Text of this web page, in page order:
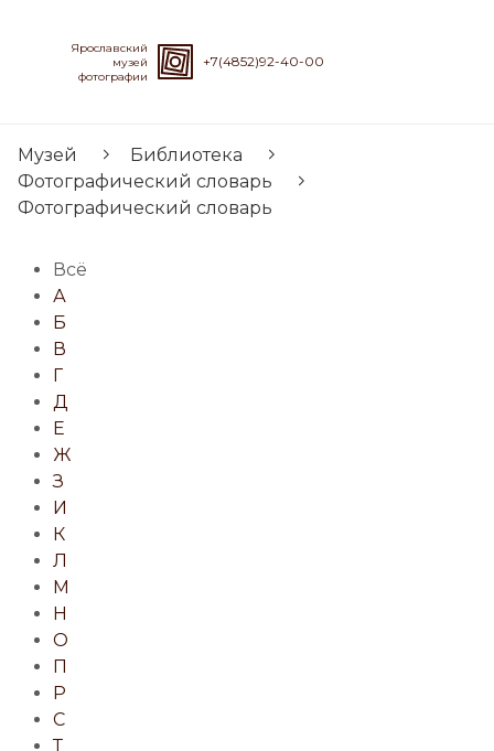
Ярославский
музей
фотографии
+7(4852)92-40-00
Музей
Библиотека
Фотографический словарь
Фотографический словарь
Всё
А
Б
В
Г
Д
Е
Ж
З
И
К
Л
М
Н
О
П
Р
С
Т